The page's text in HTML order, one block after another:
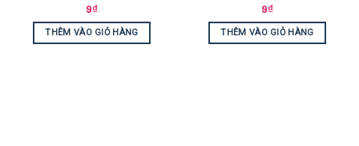
9₫
THÊM VÀO GIỎ HÀNG
9₫
THÊM VÀO GIỎ HÀNG